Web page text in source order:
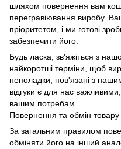
шляхом повернення вам
перегравіювання виробу.
пріоритетом, і ми готові
забезпечити його.
Будь ласка, зв'яжіться з
найкоротші терміни, щоб
неполадки, пов'язані з
відгуки є для нас важливими,
вашим потребам.
Повернення та обмін товару
За загальним правилом
обміняти його на інший